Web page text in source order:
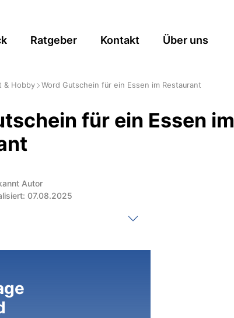
Ratgeber Kontakt Über uns
& Hobby Word Gutschein für ein Essen im Restaurant
für ein Essen im
Autor
07.08.2025